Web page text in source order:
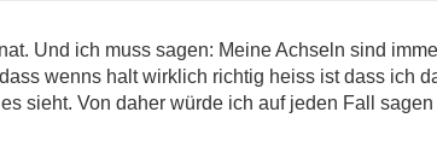
Und ich muss sagen: Meine Achseln sind
wenns halt wirklich richtig heiss ist dass ich
sieht. Von daher würde ich auf jeden Fall